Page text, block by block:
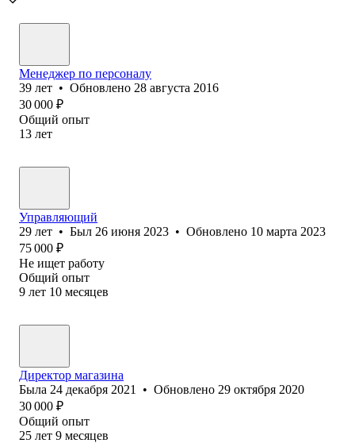
Менеджер по персоналу
39 лет • Обновлено 28 августа 2016
30 000 ₽
Общий опыт
13 лет
Управляющий
29 лет • Был 26 июня 2023 • Обновлено 10 марта 2023
75 000 ₽
Не ищет работу
Общий опыт
9 лет 10 месяцев
Директор магазина
Была 24 декабря 2021 • Обновлено 29 октября 2020
30 000 ₽
Общий опыт
25 лет 9 месяцев